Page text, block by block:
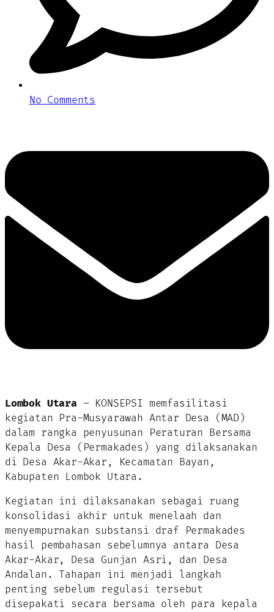
No Comments
Lombok Utara – KONSEPSI memfasilitasi
kegiatan Pra-Musyarawah Antar Desa (MAD)
dalam rangka penyusunan Peraturan Bersama
Kepala Desa (Permakades) yang dilaksanakan
di Desa Akar-Akar, Kecamatan Bayan,
Kabupaten Lombok Utara.
Kegiatan ini dilaksanakan sebagai ruang
konsolidasi akhir untuk menelaah dan
menyempurnakan substansi draf Permakades
hasil pembahasan sebelumnya antara Desa
Akar-Akar, Desa Gunjan Asri, dan Desa
Andalan. Tahapan ini menjadi langkah
penting sebelum regulasi tersebut
disepakati secara bersama oleh para kepala